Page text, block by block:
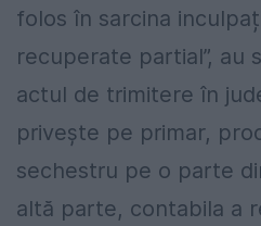
folos în sarcina
recuperate partial”, au
actul de trimitere în
privește pe primar,
sechestru pe o parte
altă parte, contabila a